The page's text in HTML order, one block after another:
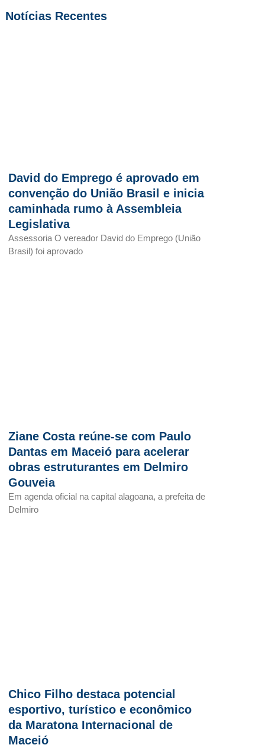
Notícias Recentes
David do Emprego é aprovado em
convenção do União Brasil e inicia
caminhada rumo à Assembleia
Legislativa
Assessoria O vereador David do Emprego (União
Brasil) foi aprovado
Ziane Costa reúne-se com Paulo
Dantas em Maceió para acelerar
obras estruturantes em Delmiro
Gouveia
Em agenda oficial na capital alagoana, a prefeita de
Delmiro
Chico Filho destaca potencial
esportivo, turístico e econômico
da Maratona Internacional de
Maceió